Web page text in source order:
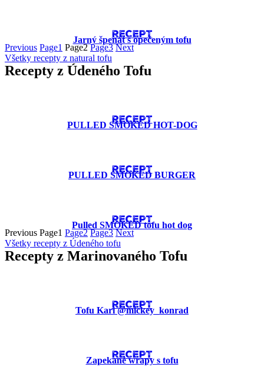
RECEPT
Jarný špenát s opečeným tofu
Previous Page1 Page2 Page3 Next
Všetky recepty z natural tofu
Recepty z Údeného Tofu
RECEPT
PULLED SMOKED HOT-DOG
RECEPT
PULLED SMOKED BURGER
RECEPT
Pulled SMOKED tofu hot dog
Previous Page1 Page2 Page3 Next
Všetky recepty z Údeného tofu
Recepty z Marinovaného Tofu
RECEPT
Tofu Kari @mickey_konrad
RECEPT
Zapekané wrapy s tofu